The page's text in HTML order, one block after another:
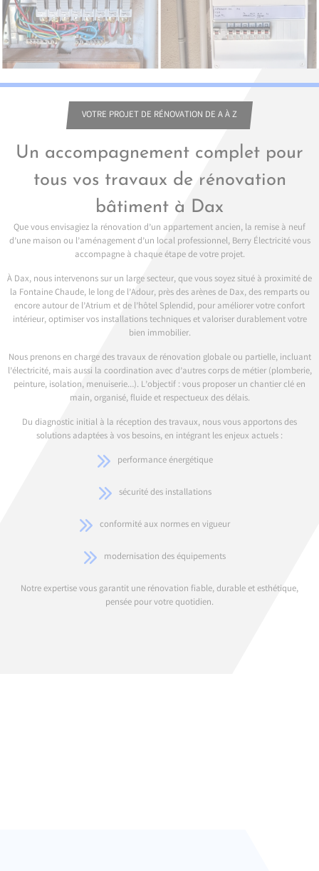
VOTRE PROJET DE RÉNOVATION DE A À Z
Un accompagnement complet pour
tous vos travaux de rénovation
bâtiment à Dax
Que vous envisagiez la rénovation d’un appartement ancien, la remise à neuf
d’une maison ou l’aménagement d’un local professionnel, Berry Électricité vous
accompagne à chaque étape de votre projet.
À Dax, nous intervenons sur un large secteur, que vous soyez situé à proximité de
la Fontaine Chaude, le long de l’Adour, près des arènes de Dax, des remparts ou
encore autour de l’Atrium et de l’hôtel Splendid, pour améliorer votre confort
intérieur, optimiser vos installations techniques et valoriser durablement votre
bien immobilier.
Nous prenons en charge des travaux de rénovation globale ou partielle, incluant
l’électricité, mais aussi la coordination avec d’autres corps de métier (plomberie,
peinture, isolation, menuiserie…). L’objectif : vous proposer un chantier clé en
main, organisé, fluide et respectueux des délais.
Du diagnostic initial à la réception des travaux, nous vous apportons des
solutions adaptées à vos besoins, en intégrant les enjeux actuels :
performance énergétique
sécurité des installations
conformité aux normes en vigueur
modernisation des équipements
Notre expertise vous garantit une rénovation fiable, durable et esthétique,
pensée pour votre quotidien.